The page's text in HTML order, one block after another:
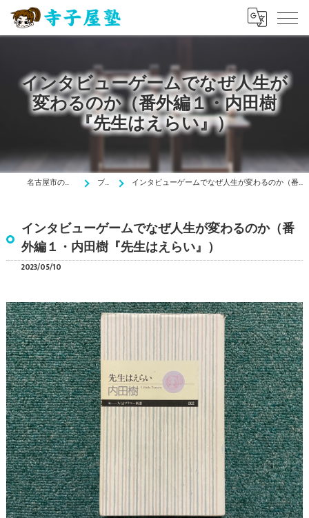
インタビューゲームでなぜ人生が
変わるのか（番外編１・内田樹
『先生はえらい』）
名古屋市の塾は寺子屋塾 ブログ インタビューゲームでなぜ人生が変わるのか（番外編１・内田樹『先生はえらい』）
インタビューゲームでなぜ人生が変わるのか（番
外編１・内田樹『先生はえらい』）
2023/05/10